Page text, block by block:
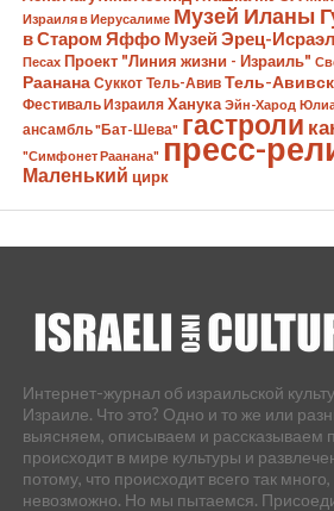
Израиля в Иерусалиме Музей Иланы
в Старом Яффо Музей Эрец-
Песах Проект "Линия жизни - Израиль"
Раанана Суккот Тель-Авив Тель-
Фестиваль Израиля Ханука Эйн-Харод
ансамбль "Бат-Шева" гастроли
"Симфонет Раанана" пресс-
Маленький цирк
Интернет-журнал об израильской
Израиле. Что это? Одно и то же или
выясняем, описываем и рассказываем
происходит в мире культуры и
потому, что происходит всего так
невозможно. Но мы пытаемся.